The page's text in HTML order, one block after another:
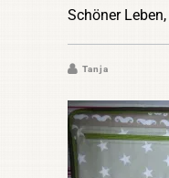
Schöner Leben,
Tanja